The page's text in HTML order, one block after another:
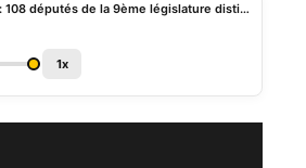
Bénin: 108 députés de la 9ème législature distingués le 31 Octobre
1x